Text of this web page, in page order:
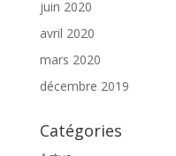
juin 2020
avril 2020
mars 2020
décembre 2019
Catégories